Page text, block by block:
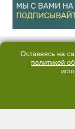
Оставаясь на
политикой